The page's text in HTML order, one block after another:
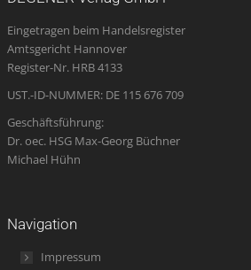
new
window
new
window
new
window
opens
in
new
new
Eingetragen beim Handelsregister
Amtsgericht Hannover
Register-Nr. HRB 4133
UST.-ID-NUMMER: DE 115 676 709
Geschäftsführung:
Dr. oec. HSG Max-Georg Büchner
Michael Hühn
Navigation
Impressum